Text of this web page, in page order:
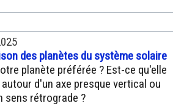
des planètes du système solaire
planète préférée ? Est-ce qu'elle
d'un axe presque vertical ou
sens rétrograde ?